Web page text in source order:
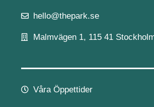
hello@thepark.se
Malmvägen 1, 115 41
Våra Öppettider